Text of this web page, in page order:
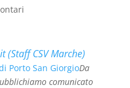
(Staff CSV Marche)
Da
comunicato